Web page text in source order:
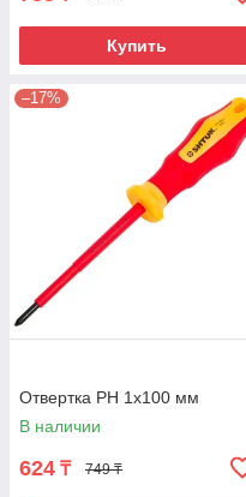
Купить
–17%
Отвертка РН 1х100 мм
В наличии
624 ₸ 749 ₸